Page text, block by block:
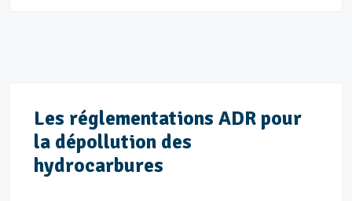
Les réglementations ADR pour
la dépollution des
hydrocarbures